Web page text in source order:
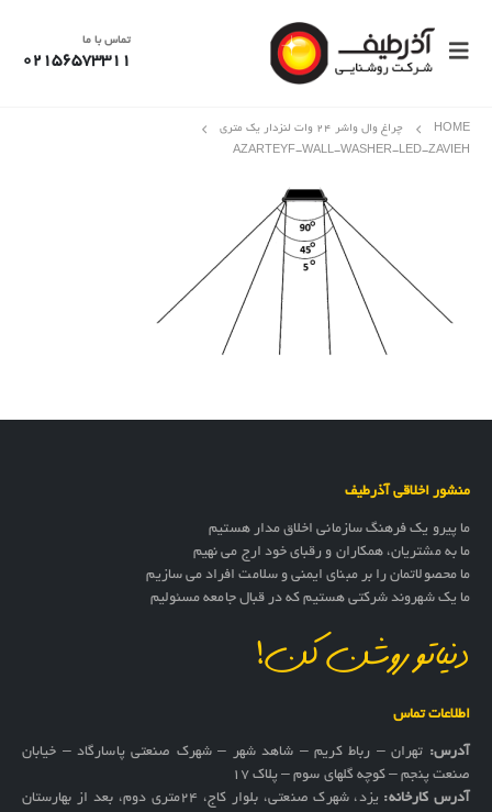
تماس با ما
02156573311
HOME
چراغ وال واشر 24 وات لنزدار یک متری
AZARTEYF-WALL-WASHER-LED-ZAVIEH
منشور اخلاقی آذرطیف
ما پیرو یک فرهنگ سازمانی اخلاق مدار هستیم
ما به مشتریان، همکاران و رقبای خود ارج می نهیم
ما محصولاتمان را بر مبنای ایمنی و سلامت افراد می سازیم
ما یک شهروند شرکتی هستیم که در قبال جامعه مسئولیم
دنیاتو روشن کن!
اطلاعات تماس
آدرس: تهران – رباط کریم – شاهد شهر – شهرک صنعتی پاسارگاد – خیابان
صنعت پنجم – کوچه گلهای سوم – پلاک 17
آدرس کارخانه:
یزد، شهرک صنعتی، بلوار کاج، ۲۴متری دوم، بعد از بهارستان